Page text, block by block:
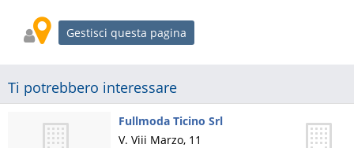
Gestisci questa pagina
Ti potrebbero interessare
Fullmoda Ticino Srl
V. Viii Marzo, 11